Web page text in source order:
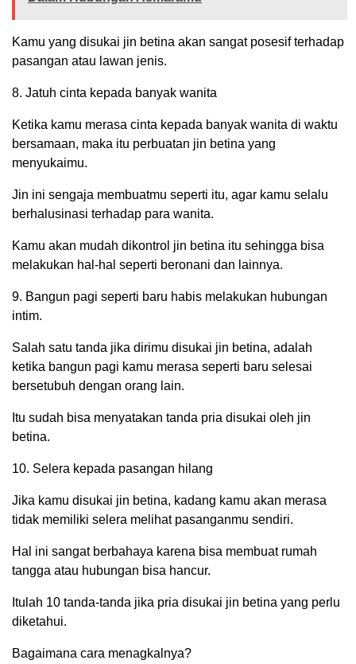
Kamu yang disukai jin betina akan sangat posesif terhadap
pasangan atau lawan jenis.
8. Jatuh cinta kepada banyak wanita
Ketika kamu merasa cinta kepada banyak wanita di waktu
bersamaan, maka itu perbuatan jin betina yang
menyukaimu.
Jin ini sengaja membuatmu seperti itu, agar kamu selalu
berhalusinasi terhadap para wanita.
Kamu akan mudah dikontrol jin betina itu sehingga bisa
melakukan hal-hal seperti beronani dan lainnya.
9. Bangun pagi seperti baru habis melakukan hubungan
intim.
Salah satu tanda jika dirimu disukai jin betina, adalah
ketika bangun pagi kamu merasa seperti baru selesai
bersetubuh dengan orang lain.
Itu sudah bisa menyatakan tanda pria disukai oleh jin
betina.
10. Selera kepada pasangan hilang
Jika kamu disukai jin betina, kadang kamu akan merasa
tidak memiliki selera melihat pasanganmu sendiri.
Hal ini sangat berbahaya karena bisa membuat rumah
tangga atau hubungan bisa hancur.
Itulah 10 tanda-tanda jika pria disukai jin betina yang perlu
diketahui.
Bagaimana cara menagkalnya?